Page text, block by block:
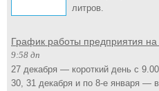
литров.
График работы предприятия на
9:58 дп
27 декабря — короткий день с
30, 31 декабря и по 8-е января —